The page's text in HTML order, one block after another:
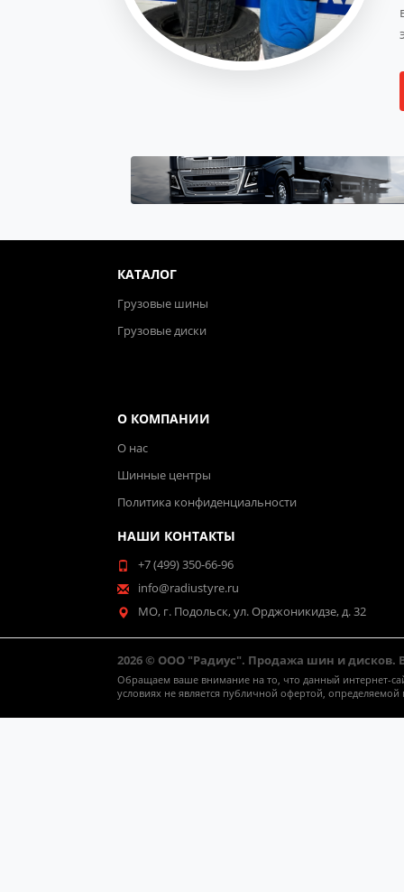
КАТАЛОГ
Грузовые шины
Грузовые диски
О КОМПАНИИ
О нас
Шинные центры
Политика конфиденциальности
НАШИ КОНТАКТЫ
+7 (499) 350-66-96
info@radiustyre.ru
МО, г. Подольск, ул. Орджоникидзе, д. 32
2026 © ООО "Радиус". Продажа шин и дисков.
Обращаем ваше внимание на то, что данный интернет-
условиях не является публичной офертой,